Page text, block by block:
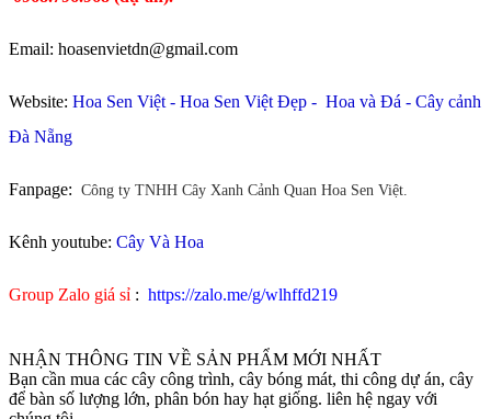
Email: hoasenvietdn@gmail.com
Website: Hoa Sen Việt - Hoa Sen Việt Đẹp - Hoa và Đá - Cây cảnh
Đà Nẵng
Fanpage: Công ty TNHH Cây Xanh Cảnh Quan Hoa Sen Việt.
Kênh youtube: Cây Và Hoa
Group Zalo giá sỉ : https://zalo.me/g/wlhffd219
NHẬN THÔNG TIN VỀ SẢN PHẨM MỚI NHẤT
Bạn cần mua các cây công trình, cây bóng mát, thi công dự án, cây
để bàn số lượng lớn, phân bón hay hạt giống. liên hệ ngay với